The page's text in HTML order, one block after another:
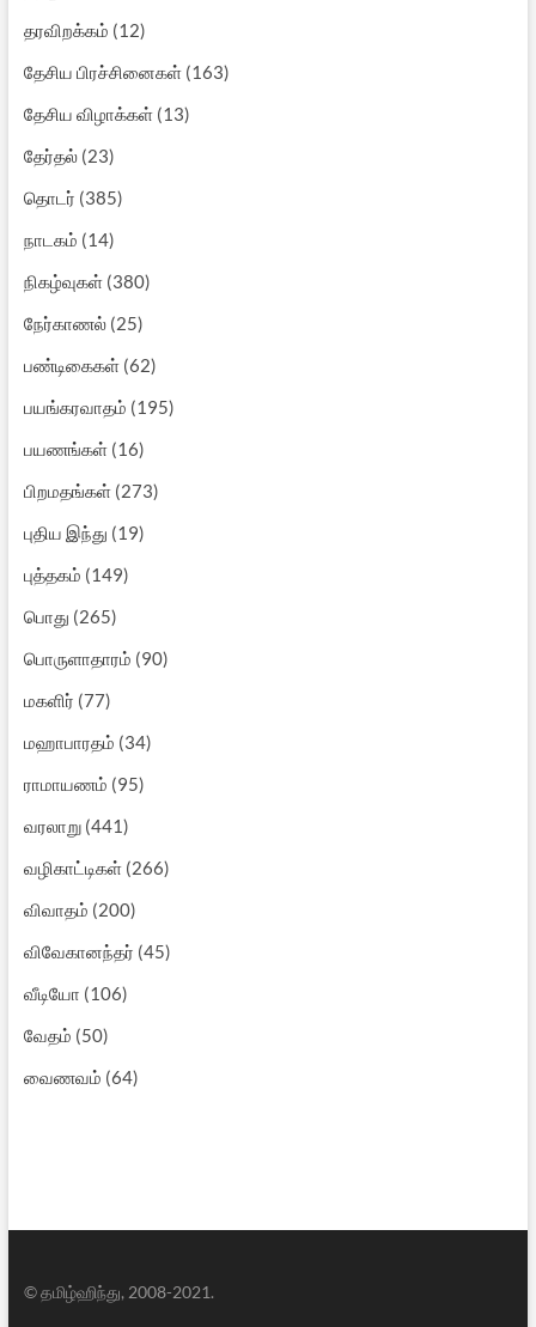
தரவிறக்கம் (12)
தேசிய பிரச்சினைகள்(163)
தேசிய விழாக்கள்(13)
தேர்தல்(23)
தொடர் (385)
நாடகம் (14)
நிகழ்வுகள்(380)
நேர்காணல்(25)
பண்டிகைகள்(62)
பயங்கரவாதம் (195)
பயணங்கள்(16)
பிறமதங்கள்(273)
புதிய இந்து (19)
புத்தகம் (149)
பொது (265)
பொருளாதாரம் (90)
மகளிர் (77)
மஹாபாரதம் (34)
ராமாயணம் (95)
வரலாறு(441)
வழிகாட்டிகள்(266)
விவாதம் (200)
விவேகானந்தர் (45)
வீடியோ (106)
வேதம் (50)
வைணவம் (64)
© தமிழ்ஹிந்து, 2008-2021.